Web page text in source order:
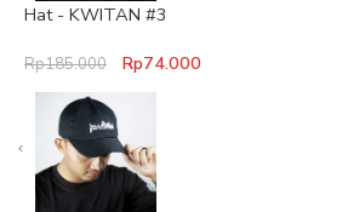
Hat - KWITAN #3
Rp185.000 Rp74.000